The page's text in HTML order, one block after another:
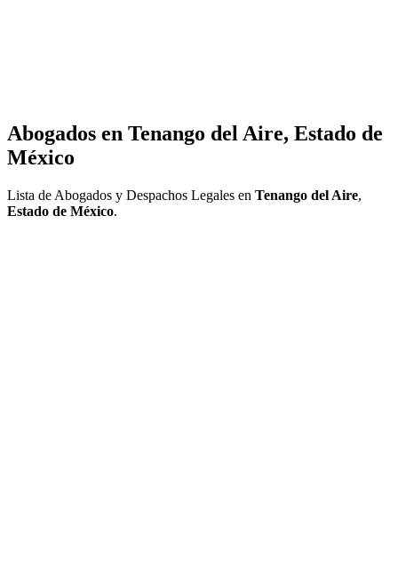
Abogados en Tenango del Aire, Estado de
México
Lista de Abogados y Despachos Legales en Tenango del Aire,
Estado de México.